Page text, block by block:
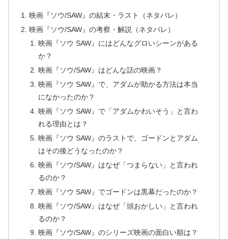
映画『ソウ/SAW』の結末・ラスト（ネタバレ）
映画『ソウ/SAW』の考察・解説（ネタバレ）
映画『ソウ SAW』にはどんなグロいシーンがある
か？
映画『ソウ/SAW』はどんな話の映画？
映画『ソウ SAW』で、アダムが助かる方法は本当
になかったのか？
映画『ソウ SAW』で「アダムかわいそう」と言わ
れる理由とは？
映画『ソウ SAW』のラストで、ゴードンとアダム
はその後どうなったのか？
映画『ソウ/SAW』はなぜ「つまらない」と言われ
るのか？
映画『ソウ SAW』でゴードンは黒幕だったのか？
映画『ソウ/SAW』はなぜ「頭おかしい」と言われ
るのか？
映画『ソウ/SAW』のシリーズ映画の面白い順は？